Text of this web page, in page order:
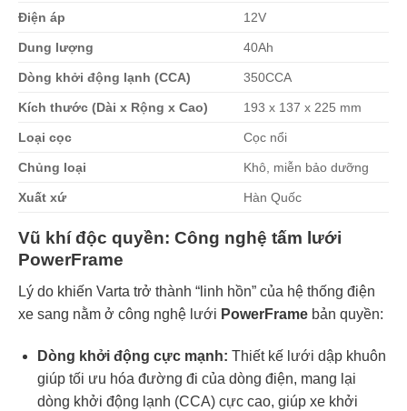
Điện áp 12V
Dung lượng 40Ah
Dòng khởi động lạnh (CCA) 350CCA
Kích thước (Dài x Rộng x Cao) 193 x 137 x 225 mm
Loại cọc Cọc nổi
Chủng loại Khô, miễn bảo dưỡng
Xuất xứ Hàn Quốc
Vũ khí độc quyền: Công nghệ tấm lưới
PowerFrame
Lý do khiến Varta trở thành “linh hồn” của hệ thống điện
xe sang nằm ở công nghệ lưới PowerFrame bản quyền:
Dòng khởi động cực mạnh: Thiết kế lưới dập khuôn
giúp tối ưu hóa đường đi của dòng điện, mang lại
dòng khởi động lạnh (CCA) cực cao, giúp xe khởi